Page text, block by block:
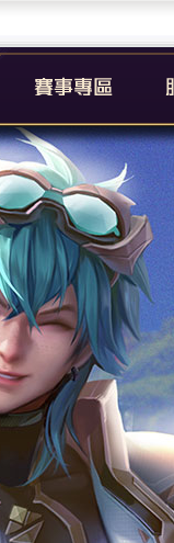
GCS 職業聯賽
傳說城市賽
校園傳說
ACS 校園聯賽
傳說國際賽
社群自辦賽事